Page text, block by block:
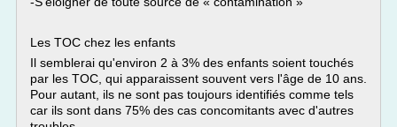
Les TOC chez les enfants
Il semblerai qu'environ 2 à 3% des enfants soient touchés
par les TOC, qui apparaissent souvent vers l'âge de 10 ans.
Pour autant, ils ne sont pas toujours identifiés comme tels
car ils sont dans 75% des cas concomitants avec d'autres